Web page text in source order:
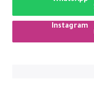
Instagram